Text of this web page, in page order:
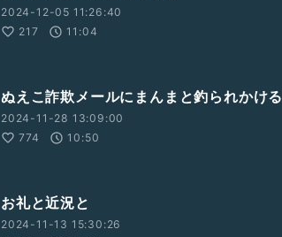
2024-12-05 11:26:40
217
11:04
ぬえこ詐欺メールにまんまと釣られかける
2024-11-28 13:09:00
774
10:50
お礼と近況と
2024-11-13 15:30:26